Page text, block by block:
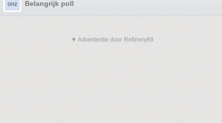
onz Belangrijk poll
▼ Advertentie door Refinery89